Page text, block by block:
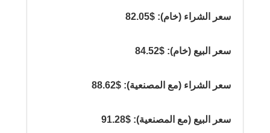
سعر الشراء (خام): $82.05
سعر البيع (خام): $84.52
سعر الشراء (مع المصنعية): $88.62
سعر البيع (مع المصنعية): $91.28